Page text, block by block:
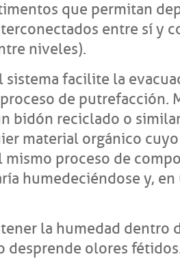
que permitan
entre sí y
niveles).
sistema facilite la
de putrefacción.
bidón reciclado o
material orgánico
proceso de
humedeciéndose y,
la humedad dentro
desprende olores